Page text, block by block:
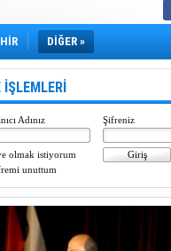
girdi
DİĞER »
İŞLEMLERİ
Adınız Şifreniz
olmak istiyorum
unuttum